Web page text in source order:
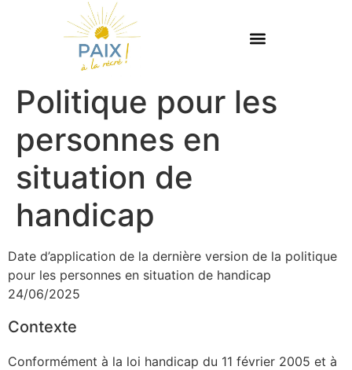
Politique pour les
personnes en
situation de
handicap
Date d’application de la dernière version de la politique
pour les personnes en situation de handicap
24/06/2025
Contexte
Conformément à la loi handicap du 11 février 2005 et à